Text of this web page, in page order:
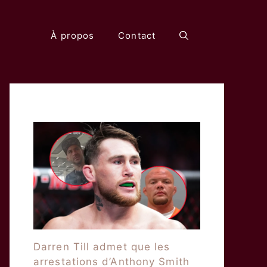
À propos Contact
Darren Till admet que les
arrestations d’Anthony Smith